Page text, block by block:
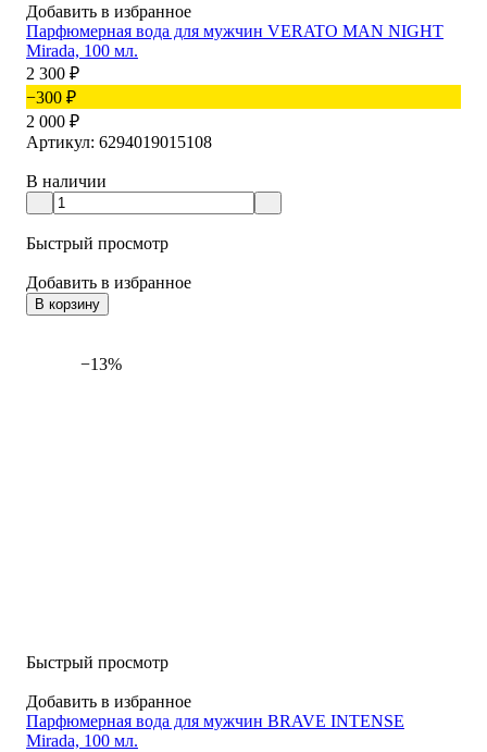
Добавить в избранное
Парфюмерная вода для мужчин VERATO MAN NIGHT
Mirada, 100 мл.
2 300 ₽
−300 ₽
2 000 ₽
Артикул: 6294019015108
В наличии
Быстрый просмотр
Добавить в избранное
В корзину
−13%
Быстрый просмотр
Добавить в избранное
Парфюмерная вода для мужчин BRAVE INTENSE
Mirada, 100 мл.